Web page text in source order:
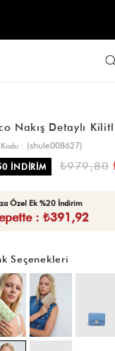
Nakış Detaylı
(shule008627)
İNDIRIM ₺979,80
Özel Ek %20 İndirim
: ₺391,92
Seçenekleri